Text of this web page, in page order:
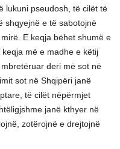
lukuni pseudosh, të cilët të
shqyejnë e të sabotojnë
E keqja bëhet shumë e
më e madhe e këtij
deri më sot në
sot në Shqipëri janë
të cilët nëpërmjet
janë kthyer në
zotërojnë e drejtojnë